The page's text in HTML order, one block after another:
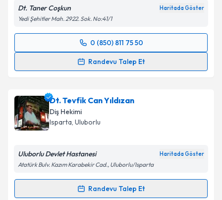
Dt. Taner Coşkun Haritada Göster
Yedi Şehitler Mah. 2922. Sok. No:41/1
0 (850) 811 75 50
Randevu Talep Et
Randevu Takvimi Talebi
takvim hazırlandığında e-posta ile bilgilendireceğiz.
E-posta Adresiniz
Kişisel verilerimin işlenmesine ilişkin
Metni'ni okudum ve kişisel verilerimin belirtilen
kapsamda işlenmesini kabul ediyorum.
Dt. Tevfik Can Yıldızan
Diş Hekimi
Isparta, Uluborlu
Uluborlu Devlet Hastanesi Haritada Göster
Atatürk Bulv. Kazım Karabekir Cad., Uluborlu/Isparta
Randevu Talep Et
Randevu Takvimi Talebi